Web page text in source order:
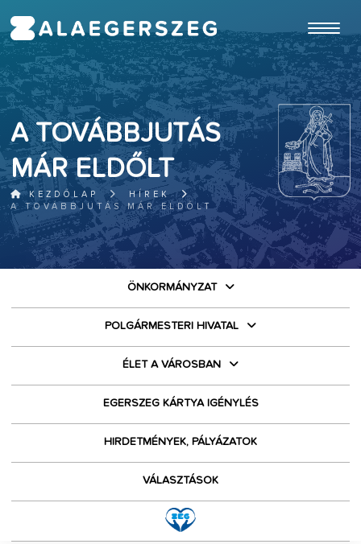
A TOVÁBBJUTÁS
MÁR ELDŐLT
KEZDŐLAP
HÍREK
A TOVÁBBJUTÁS MÁR ELDŐLT
ÖNKORMÁNYZAT
POLGÁRMESTERI HIVATAL
ÉLET A VÁROSBAN
EGERSZEG KÁRTYA IGÉNYLÉS
HIRDETMÉNYEK, PÁLYÁZATOK
VÁLASZTÁSOK